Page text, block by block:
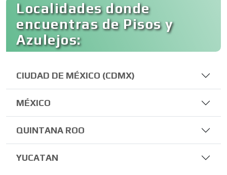
Localidades donde
encuentras de Pisos y
Azulejos:
CIUDAD DE MÉXICO (CDMX)
MÉXICO
QUINTANA ROO
YUCATAN